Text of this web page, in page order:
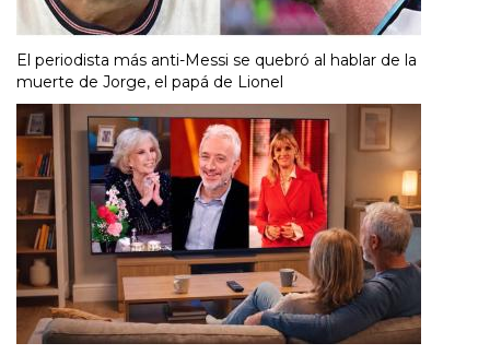
El periodista más anti-Messi se quebró al hablar de la
muerte de Jorge, el papá de Lionel